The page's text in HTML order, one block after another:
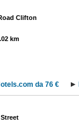
Clifton
km
da 76 €